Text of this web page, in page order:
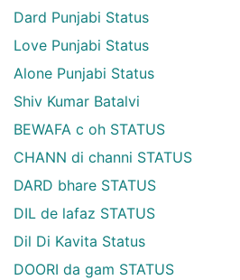
Dard Punjabi Status
Love Punjabi Status
Alone Punjabi Status
Shiv Kumar Batalvi
BEWAFA c oh STATUS
CHANN di channi STATUS
DARD bhare STATUS
DIL de lafaz STATUS
Dil Di Kavita Status
DOORI da gam STATUS